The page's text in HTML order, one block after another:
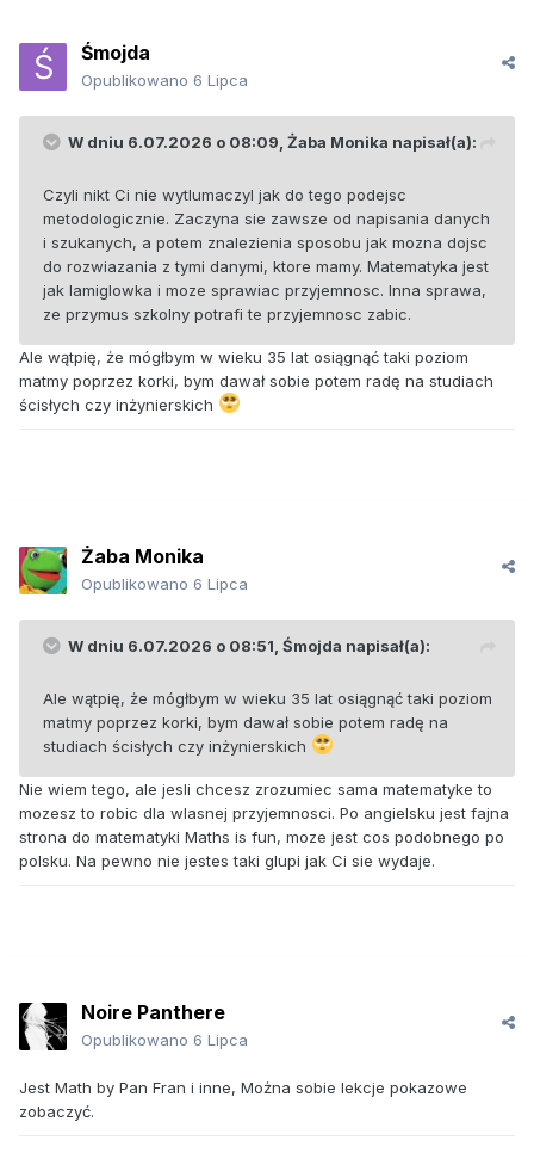
Śmojda
Opublikowano 6 Lipca
W dniu 6.07.2026 o 08:09, Żaba Monika napisał(a):
Czyli nikt Ci nie wytlumaczyl jak do tego podejsc
metodologicznie. Zaczyna sie zawsze od napisania danych
i szukanych, a potem znalezienia sposobu jak mozna dojsc
do rozwiazania z tymi danymi, ktore mamy. Matematyka jest
jak lamiglowka i moze sprawiac przyjemnosc. Inna sprawa,
ze przymus szkolny potrafi te przyjemnosc zabic.
Ale wątpię, że mógłbym w wieku 35 lat osiągnąć taki poziom
matmy poprzez korki, bym dawał sobie potem radę na studiach
ścisłych czy inżynierskich
Żaba Monika
Opublikowano 6 Lipca
W dniu 6.07.2026 o 08:51, Śmojda napisał(a):
Ale wątpię, że mógłbym w wieku 35 lat osiągnąć taki poziom
matmy poprzez korki, bym dawał sobie potem radę na
studiach ścisłych czy inżynierskich
Nie wiem tego, ale jesli chcesz zrozumiec sama matematyke to
mozesz to robic dla wlasnej przyjemnosci. Po angielsku jest fajna
strona do matematyki Maths is fun, moze jest cos podobnego po
polsku. Na pewno nie jestes taki glupi jak Ci sie wydaje.
Noire Panthere
Opublikowano 6 Lipca
Jest Math by Pan Fran i inne, Można sobie lekcje pokazowe
zobaczyć.